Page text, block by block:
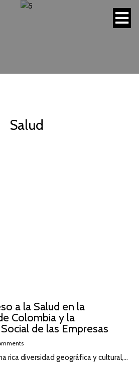
Salud
a la Salud en la
Colombia y la
de las Empresas
rica diversidad geográfica y cultural,…